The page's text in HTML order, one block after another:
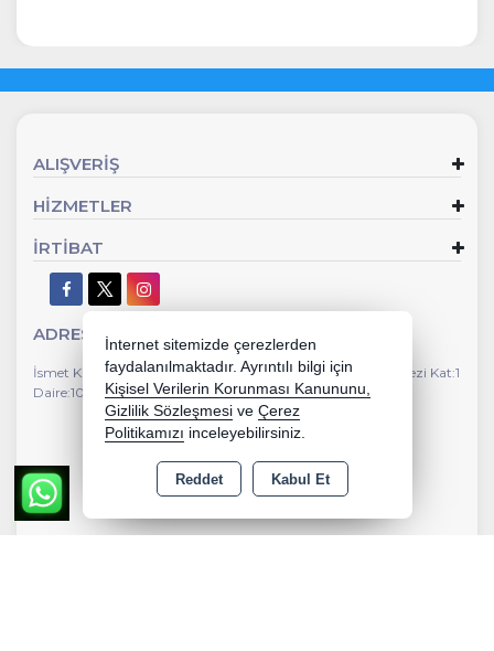
ALIŞVERİŞ
HİZMETLER
İRTİBAT
ADRES
İsmet Kaptan Mahallesi Gazi Bulvarı No:112 Susuzlu İş Merkezi Kat:1
Daire:104 Çankaya İzmir
İnternet sitemizde çerezlerden
faydalanılmaktadır. Ayrıntılı bilgi için
Kişisel Verilerin Korunması Kanununu,
Gizlilik Sözleşmesi ve Çerez
Politikamızı inceleyebilirsiniz.
Reddet Kabul Et